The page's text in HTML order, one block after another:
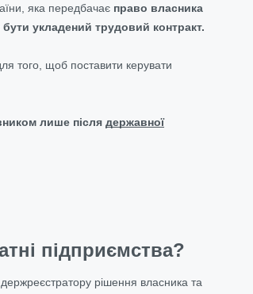
яка передбачає право власника
укладений трудовий контракт.
того, щоб поставити керувати
лише після державної
підприємства?
рішення власника та